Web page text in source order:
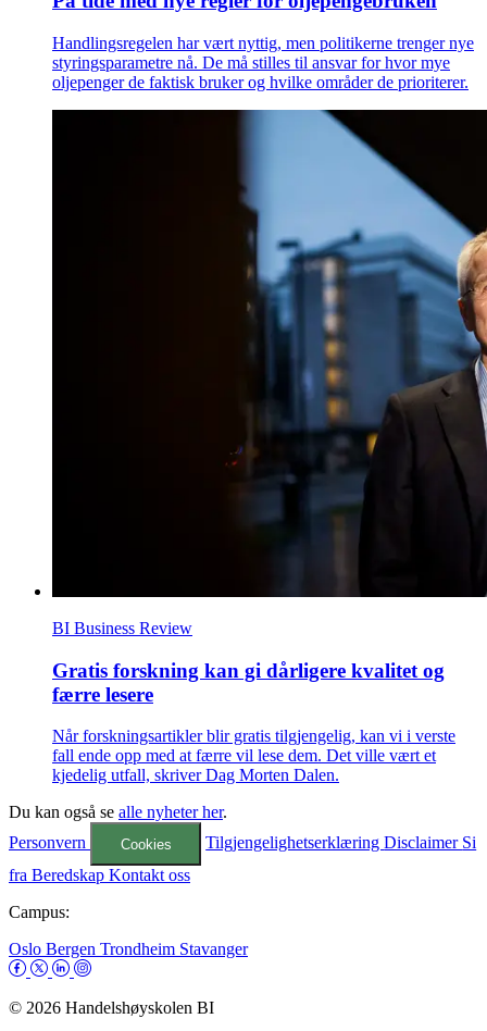
Handlingsregelen har vært nyttig, men politikerne trenger nye
styringsparametre nå. De må stilles til ansvar for hvor mye
oljepenger de faktisk bruker og hvilke områder de prioriterer.
BI Business Review
Gratis forskning kan gi dårligere kvalitet og
færre lesere
Når forskningsartikler blir gratis tilgjengelig, kan vi i verste
fall ende opp med at færre vil lese dem. Det ville vært et
kjedelig utfall, skriver Dag Morten Dalen.
Du kan også se alle nyheter her.
Personvern
Cookies TilgjengelighetserklæringDisclaimer Si
fra Beredskap Kontakt oss
Campus:
Oslo Bergen Trondheim Stavanger
© 2026 Handelshøyskolen BI